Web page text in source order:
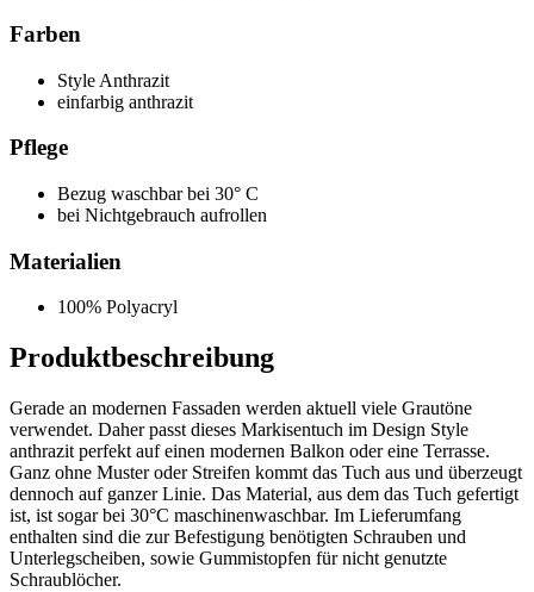
Farben
Style Anthrazit
einfarbig anthrazit
Pflege
Bezug waschbar bei 30° C
bei Nichtgebrauch aufrollen
Materialien
100% Polyacryl
Produktbeschreibung
Gerade an modernen Fassaden werden aktuell viele Grautöne
verwendet. Daher passt dieses Markisentuch im Design Style
anthrazit perfekt auf einen modernen Balkon oder eine Terrasse.
Ganz ohne Muster oder Streifen kommt das Tuch aus und überzeugt
dennoch auf ganzer Linie. Das Material, aus dem das Tuch gefertigt
ist, ist sogar bei 30°C maschinenwaschbar. Im Lieferumfang
enthalten sind die zur Befestigung benötigten Schrauben und
Unterlegscheiben, sowie Gummistopfen für nicht genutzte
Schraublöcher.